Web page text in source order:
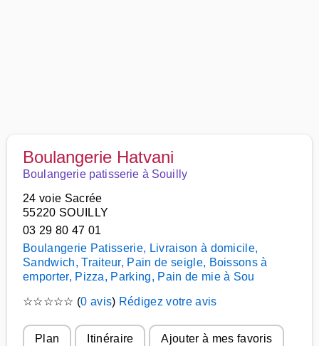
Boulangerie Hatvani
Boulangerie patisserie à Souilly
24 voie Sacrée
55220 SOUILLY
03 29 80 47 01
Boulangerie Patisserie, Livraison à domicile,
Sandwich, Traiteur, Pain de seigle, Boissons à
emporter, Pizza, Parking, Pain de mie à Sou
☆☆☆☆☆ (0 avis) Rédigez votre avis
Plan Itinéraire Ajouter à mes favoris